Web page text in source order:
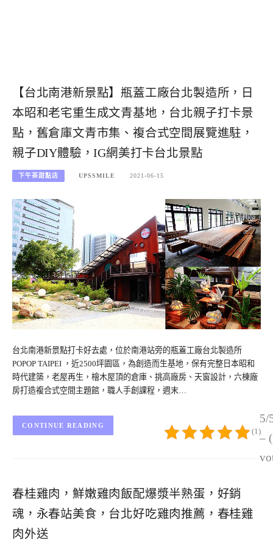
【台北南港新景點】瓶蓋工廠台北製造所，日
本昭和老宅重生成文青基地，台北親子打卡景
點，舊倉庫文青市集、複合式空間展覽進駐，
親子DIY體驗，IG網美打卡台北景點
下午茶甜點店 UPSSMILE 2021-06-15
台北南港新景點打卡好去處，位於南港站旁的瓶蓋工廠台北製造所
POPOP TAIPEI ，近2500坪園區，為創造而生基地，保有完整日本昭和
時代建築，老屋再生，檜木屋頂的倉庫、挑高廠房、天窗設計，六棟廠
房打造複合式空間主題館，職人手創課程，週末…
5/
–
(1)
CONTINUE READING
春桂雞肉，鮮嫩雞肉飯配爆漿半熟蛋，好銷
魂，永春站美食，台北好吃雞肉推薦，春桂雞
肉外送